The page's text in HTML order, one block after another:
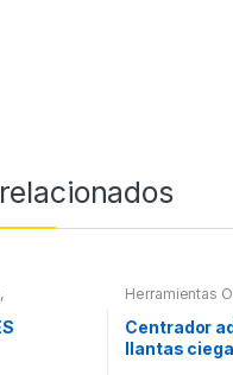
,
Herramientas
Centrador
llantas